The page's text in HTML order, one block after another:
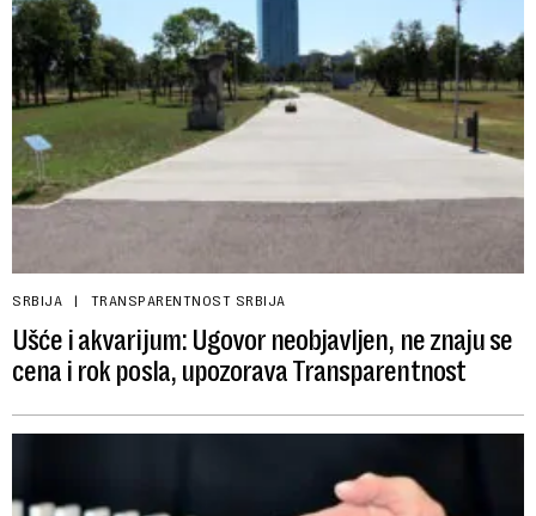
SRBIJA TRANSPARENTNOST SRBIJA
Ušće i akvarijum: Ugovor neobjavljen, ne znaju se
cena i rok posla, upozorava Transparentnost